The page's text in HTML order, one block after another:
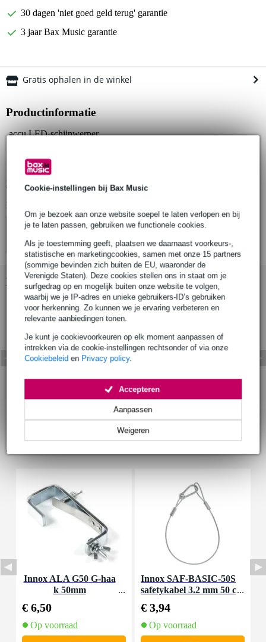
Cookie-instellingen bij Bax Music
Om je bezoek aan onze website soepel te laten verlopen en bij
je te laten passen, gebruiken we functionele cookies.
Als je toestemming geeft, plaatsen we daarnaast voorkeurs-,
statistische en marketingcookies, samen met onze 15 partners
(sommige bevinden zich buiten de EU, waaronder de
Verenigde Staten). Deze cookies stellen ons in staat om je
surfgedrag op en mogelijk buiten onze website te volgen,
waarbij we je IP-adres en unieke gebruikers-ID’s gebruiken
voor herkenning. Zo kunnen we je ervaring verbeteren en
relevante aanbiedingen tonen.
Je kunt je cookievoorkeuren op elk moment aanpassen of
intrekken via de cookie-instellingen rechtsonder of via onze
Cookiebeleid en Privacy policy.
Weigeren
Aanpassen
Accepteren
30 dagen 'niet goed geld terug' garantie
3 jaar Bax Music garantie
Gratis ophalen in de winkel
Productinformatie
accu LED-schijnwerper
lichtopbrengst: 3000 lm
Bekijk alle productspecificaties
Bekijk ook eens (1)
Innox ALA G50 G-haa
k 50mm
€ 6,50
Op voorraad
Innox SAF-BASIC-50S
safetykabel 3.2 mm 50 c
€ 3,94
Op voorraad